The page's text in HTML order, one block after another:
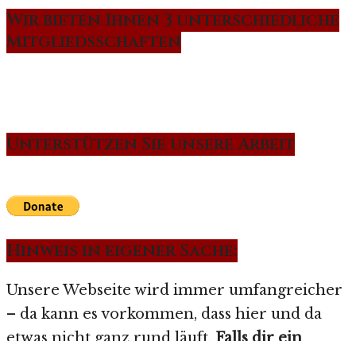
Wir bieten Ihnen 3 unterschiedliche
Mitgliedsschaften
Unterstützen Sie unsere Arbeit
Hinweis in eigener Sache:
Unsere Webseite wird immer umfangreicher
– da kann es vorkommen, dass hier und da